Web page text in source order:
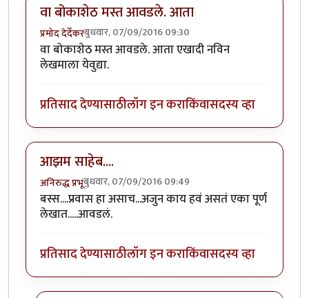
वा बोकाशेठ मस्त आवडले. आता
प्रमोद देर्देकरबुधवार, 07/09/2016 09:30
वा बोकाशेठ मस्त आवडले. आता एखादी नविन
लेखमाला येवुद्या.
प्रतिसाद देण्यासाठीलॉग इन कराकिंवासदस्य व्हा
आझम साहेब....
अनिरुद्ध प्रभूबुधवार, 07/09/2016 09:49
बस्स....प्रवास हा असाच...अजुन काय हवं असतं एका पूर्ण
लेखात.....आवडलं.
प्रतिसाद देण्यासाठीलॉग इन कराकिंवासदस्य व्हा